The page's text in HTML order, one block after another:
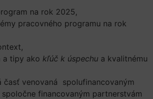
na rok 2025,
pracovného programu na rok
a tipy ako kľúč k úspechu a kvalitnému
časť venovaná spolufinancovaným
financovaným partnerstvám